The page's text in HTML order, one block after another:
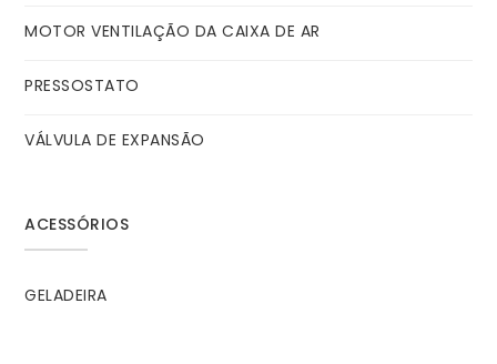
MOTOR VENTILAÇÃO DA CAIXA DE AR
PRESSOSTATO
VÁLVULA DE EXPANSÃO
ACESSÓRIOS
GELADEIRA